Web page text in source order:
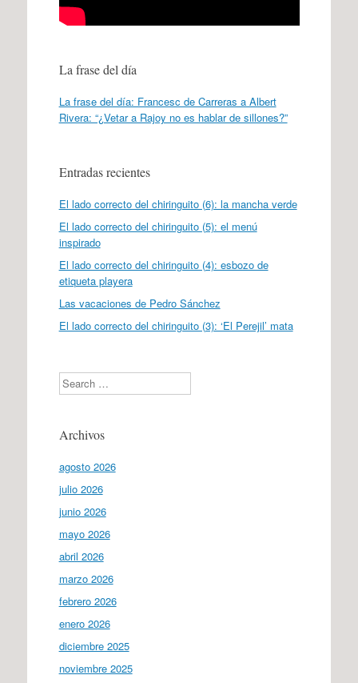
La frase del día
La frase del día: Francesc de Carreras a Albert
Rivera: “¿Vetar a Rajoy no es hablar de sillones?”
Entradas recientes
El lado correcto del chiringuito (6): la mancha verde
El lado correcto del chiringuito (5): el menú
inspirado
El lado correcto del chiringuito (4): esbozo de
etiqueta playera
Las vacaciones de Pedro Sánchez
El lado correcto del chiringuito (3): ‘El Perejil’ mata
Search
Archivos
agosto 2026
julio 2026
junio 2026
mayo 2026
abril 2026
marzo 2026
febrero 2026
enero 2026
diciembre 2025
noviembre 2025